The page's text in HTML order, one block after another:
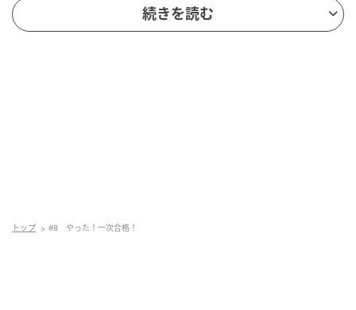
続きを読む
トップ #8 やった！一次合格！